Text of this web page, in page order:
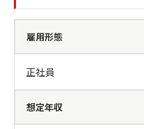
雇用形態
正社員
想定年収